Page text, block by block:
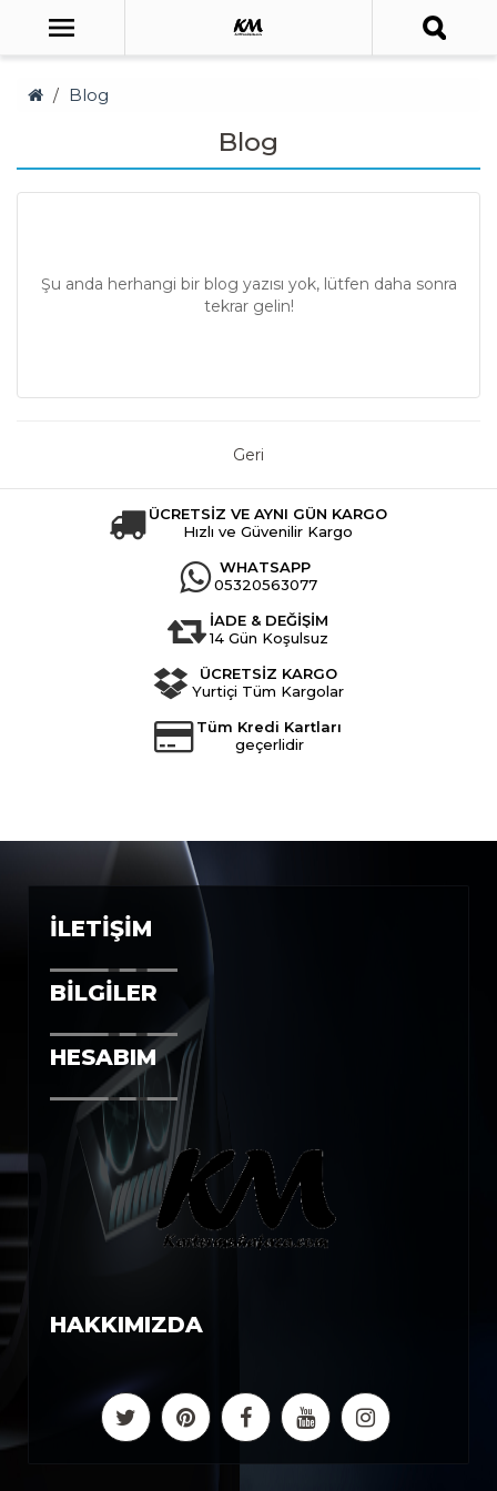
Blog
Blog
Şu anda herhangi bir blog yazısı yok, lütfen daha sonra
tekrar gelin!
Geri
ÜCRETSİZ VE AYNI GÜN KARGO
Hızlı ve Güvenilir Kargo
WHATSAPP
05320563077
İADE & DEĞİŞİM
14 Gün Koşulsuz
ÜCRETSİZ KARGO
Yurtiçi Tüm Kargolar
Tüm Kredi Kartları
geçerlidir
İLETIŞIM
BILGILER
HESABIM
HAKKIMIZDA